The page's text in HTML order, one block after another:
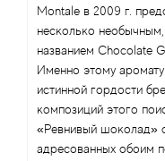
Montale в 2009 г.
несколько
названием Chocolate
Именно этому
истинной гордости
композиций этого
«Ревнивый шоколад»
адресованных обоим
Ariana Grande
Armaf